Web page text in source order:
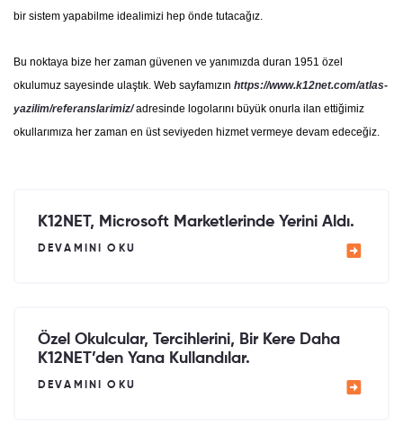
bir sistem yapabilme idealimizi hep önde tutacağız.
Bu noktaya bize her zaman güvenen ve yanımızda duran 1951 özel
okulumuz sayesinde ulaştık. Web sayfamızın https://www.k12net.com/atlas-
yazilim/referanslarimiz/adresinde logolarını büyük onurla ilan ettiğimiz
okullarımıza her zaman en üst seviyeden hizmet vermeye devam edeceğiz.
K12NET, Microsoft Marketlerinde Yerini Aldı.
DEVAMINI OKU
Özel Okulcular, Tercihlerini, Bir Kere Daha
K12NET’den Yana Kullandılar.
DEVAMINI OKU